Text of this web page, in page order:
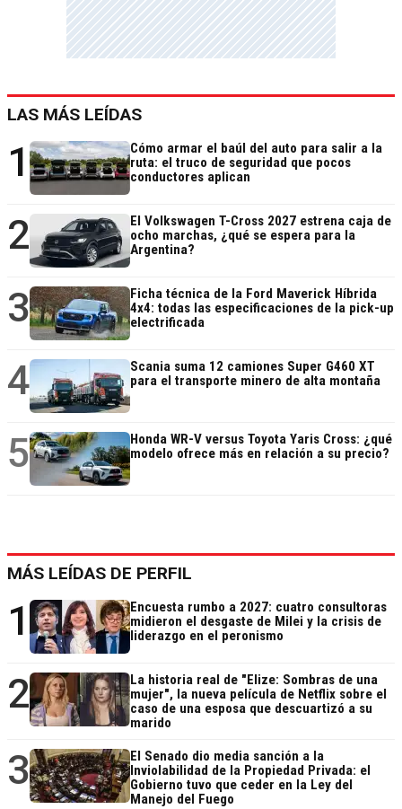
LAS MÁS LEÍDAS
1
Cómo armar el baúl del auto para salir a la
ruta: el truco de seguridad que pocos
conductores aplican
2
El Volkswagen T-Cross 2027 estrena caja de
ocho marchas, ¿qué se espera para la
Argentina?
3
Ficha técnica de la Ford Maverick Híbrida
4x4: todas las especificaciones de la pick-up
electrificada
4
Scania suma 12 camiones Super G460 XT
para el transporte minero de alta montaña
5
Honda WR-V versus Toyota Yaris Cross: ¿qué
modelo ofrece más en relación a su precio?
MÁS LEÍDAS DE PERFIL
1
Encuesta rumbo a 2027: cuatro consultoras
midieron el desgaste de Milei y la crisis de
liderazgo en el peronismo
2
La historia real de "Elize: Sombras de una
mujer", la nueva película de Netflix sobre el
caso de una esposa que descuartizó a su
marido
3
El Senado dio media sanción a la
Inviolabilidad de la Propiedad Privada: el
Gobierno tuvo que ceder en la Ley del
Manejo del Fuego